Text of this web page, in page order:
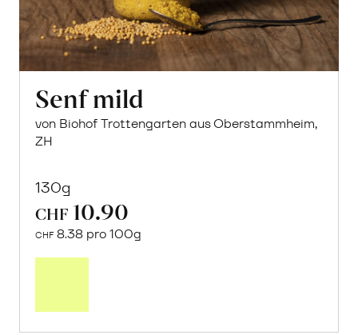
Senf mild
von Biohof Trottengarten aus Oberstammheim,
ZH
130g
CHF 10.90
CHF 8.38 pro 100g